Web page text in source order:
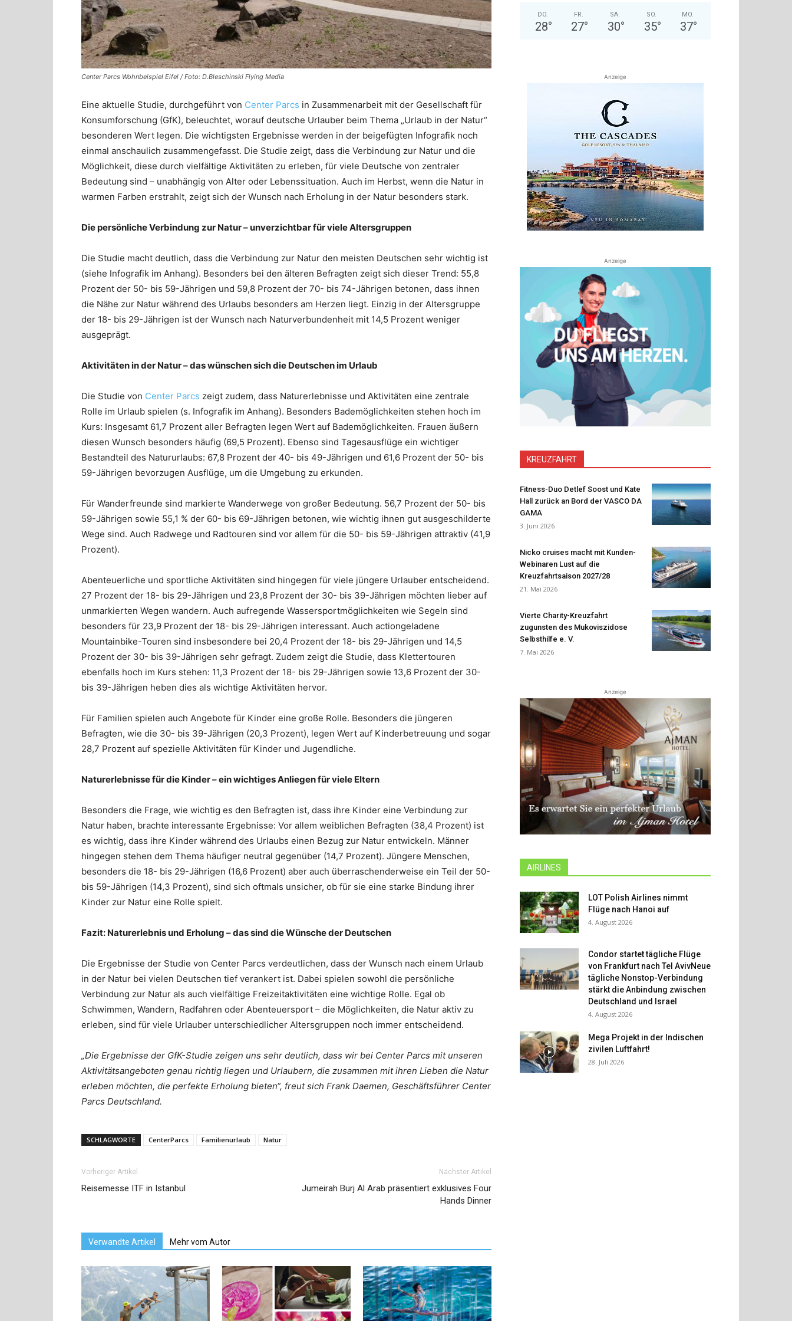
Center Parcs Wohnbeispiel Eifel / Foto: D.Bleschinski Flying Media
Eine aktuelle Studie, durchgeführt von Center Parcs in Zusammenarbeit mit der Gesellschaft für
Konsumforschung (GfK), beleuchtet, worauf deutsche Urlauber beim Thema „Urlaub in der Natur“
besonderen Wert legen. Die wichtigsten Ergebnisse werden in der beigefügten Infografik noch
einmal anschaulich zusammengefasst. Die Studie zeigt, dass die Verbindung zur Natur und die
Möglichkeit, diese durch vielfältige Aktivitäten zu erleben, für viele Deutsche von zentraler
Bedeutung sind – unabhängig von Alter oder Lebenssituation. Auch im Herbst, wenn die Natur in
warmen Farben erstrahlt, zeigt sich der Wunsch nach Erholung in der Natur besonders stark.
Die persönliche Verbindung zur Natur – unverzichtbar für viele Altersgruppen
Die Studie macht deutlich, dass die Verbindung zur Natur den meisten Deutschen sehr wichtig ist
(siehe Infografik im Anhang). Besonders bei den älteren Befragten zeigt sich dieser Trend: 55,8
Prozent der 50- bis 59-Jährigen und 59,8 Prozent der 70- bis 74-Jährigen betonen, dass ihnen
die Nähe zur Natur während des Urlaubs besonders am Herzen liegt. Einzig in der Altersgruppe
der 18- bis 29-Jährigen ist der Wunsch nach Naturverbundenheit mit 14,5 Prozent weniger
ausgeprägt.
Aktivitäten in der Natur – das wünschen sich die Deutschen im Urlaub
Die Studie von Center Parcs zeigt zudem, dass Naturerlebnisse und Aktivitäten eine zentrale
Rolle im Urlaub spielen (s. Infografik im Anhang). Besonders Bademöglichkeiten stehen hoch im
Kurs: Insgesamt 61,7 Prozent aller Befragten legen Wert auf Bademöglichkeiten. Frauen äußern
diesen Wunsch besonders häufig (69,5 Prozent). Ebenso sind Tagesausflüge ein wichtiger
Bestandteil des Natururlaubs: 67,8 Prozent der 40- bis 49-Jährigen und 61,6 Prozent der 50- bis
59-Jährigen bevorzugen Ausflüge, um die Umgebung zu erkunden.
Für Wanderfreunde sind markierte Wanderwege von großer Bedeutung. 56,7 Prozent der 50- bis
59-Jährigen sowie 55,1 % der 60- bis 69-Jährigen betonen, wie wichtig ihnen gut ausgeschilderte
Wege sind. Auch Radwege und Radtouren sind vor allem für die 50- bis 59-Jährigen attraktiv (41,9
Prozent).
Abenteuerliche und sportliche Aktivitäten sind hingegen für viele jüngere Urlauber entscheidend.
27 Prozent der 18- bis 29-Jährigen und 23,8 Prozent der 30- bis 39-Jährigen möchten lieber auf
unmarkierten Wegen wandern. Auch aufregende Wassersportmöglichkeiten wie Segeln sind
besonders für 23,9 Prozent der 18- bis 29-Jährigen interessant. Auch actiongeladene
Mountainbike-Touren sind insbesondere bei 20,4 Prozent der 18- bis 29-Jährigen und 14,5
Prozent der 30- bis 39-Jährigen sehr gefragt. Zudem zeigt die Studie, dass Klettertouren
ebenfalls hoch im Kurs stehen: 11,3 Prozent der 18- bis 29-Jährigen sowie 13,6 Prozent der 30-
bis 39-Jährigen heben dies als wichtige Aktivitäten hervor.
Für Familien spielen auch Angebote für Kinder eine große Rolle. Besonders die jüngeren
Befragten, wie die 30- bis 39-Jährigen (20,3 Prozent), legen Wert auf Kinderbetreuung und sogar
28,7 Prozent auf spezielle Aktivitäten für Kinder und Jugendliche.
Naturerlebnisse für die Kinder – ein wichtiges Anliegen für viele Eltern
Besonders die Frage, wie wichtig es den Befragten ist, dass ihre Kinder eine Verbindung zur
Natur haben, brachte interessante Ergebnisse: Vor allem weiblichen Befragten (38,4 Prozent) ist
es wichtig, dass ihre Kinder während des Urlaubs einen Bezug zur Natur entwickeln. Männer
hingegen stehen dem Thema häufiger neutral gegenüber (14,7 Prozent). Jüngere Menschen,
besonders die 18- bis 29-Jährigen (16,6 Prozent) aber auch überraschenderweise ein Teil der 50-
bis 59-Jährigen (14,3 Prozent), sind sich oftmals unsicher, ob für sie eine starke Bindung ihrer
Kinder zur Natur eine Rolle spielt.
Fazit: Naturerlebnis und Erholung – das sind die Wünsche der Deutschen
Die Ergebnisse der Studie von Center Parcs verdeutlichen, dass der Wunsch nach einem Urlaub
in der Natur bei vielen Deutschen tief verankert ist. Dabei spielen sowohl die persönliche
Verbindung zur Natur als auch vielfältige Freizeitaktivitäten eine wichtige Rolle. Egal ob
Schwimmen, Wandern, Radfahren oder Abenteuersport – die Möglichkeiten, die Natur aktiv zu
erleben, sind für viele Urlauber unterschiedlicher Altersgruppen noch immer entscheidend.
„Die Ergebnisse der GfK-Studie zeigen uns sehr deutlich, dass wir bei Center Parcs mit unseren
Aktivitätsangeboten genau richtig liegen und Urlaubern, die zusammen mit ihren Lieben die Natur
erleben möchten, die perfekte Erholung bieten“, freut sich Frank Daemen, Geschäftsführer Center
Parcs Deutschland.
SCHLAGWORTE CenterParcs Familienurlaub Natur
Vorheriger Artikel
Reisemesse ITF in Istanbul
Nächster Artikel
Jumeirah Burj Al Arab präsentiert exklusives Four
Hands Dinner
Verwandte Artikel Mehr vom Autor
DO.
28°
FR.
27°
SA.
30°
SO.
35°
MO.
37°
Anzeige
Anzeige
KREUZFAHRT
Fitness-Duo Detlef Soost und Kate
Hall zurück an Bord der VASCO DA
GAMA
3. Juni 2026
Nicko cruises macht mit Kunden-
Webinaren Lust auf die
Kreuzfahrtsaison 2027/28
21. Mai 2026
Vierte Charity-Kreuzfahrt
zugunsten des Mukoviszidose
Selbsthilfe e. V.
7. Mai 2026
Anzeige
AIRLINES
LOT Polish Airlines nimmt
Flüge nach Hanoi auf
4. August 2026
Condor startet tägliche Flüge
von Frankfurt nach Tel AvivNeue
tägliche Nonstop-Verbindung
stärkt die Anbindung zwischen
Deutschland und Israel
4. August 2026
Mega Projekt in der Indischen
zivilen Luftfahrt!
28. Juli 2026